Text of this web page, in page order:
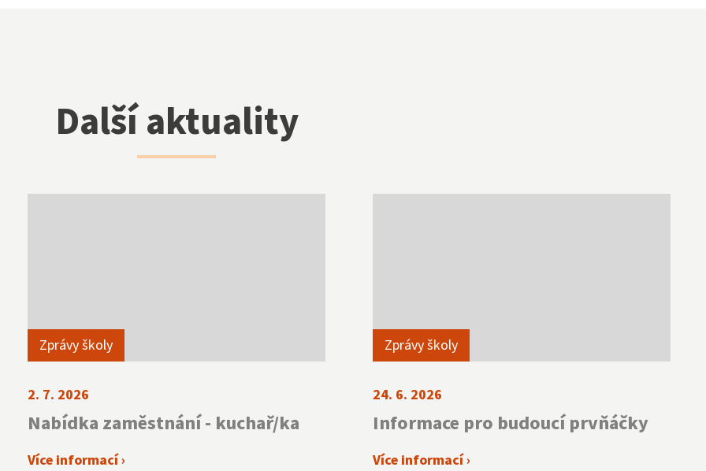
Další aktuality
Zprávy školy
2. 7. 2026
Nabídka zaměstnání - kuchař/ka
Více informací ›
Zprávy školy
24. 6. 2026
Informace pro budoucí prvňáčky
Více informací ›